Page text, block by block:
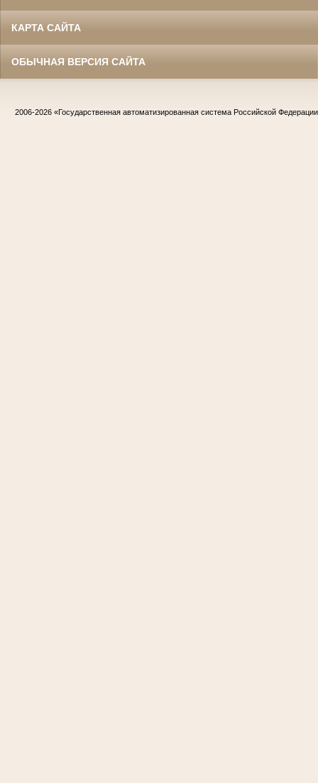
КАРТА САЙТА
ОБЫЧНАЯ ВЕРСИЯ САЙТА
2006-2026 «Государственная автоматизированная система Российской